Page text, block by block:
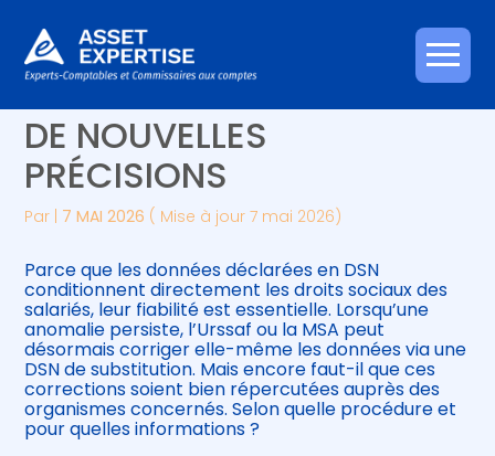
Aller
au
Créer et reprendre une activité
Gérer votre quotidien
Piloter votre entreprise
Développer votre entreprise
Construire votre patrimoine
Être prêt pour la facturation
électronique
Piloter votre gestion
Suivre votre comptabilité
Gérer vos ressources humaines
DSN DE SUBSTITUTION :
DE NOUVELLES
PRÉCISIONS
Par | 7 MAI 2026 ( Mise à jour 7 mai 2026)
Parce que les données déclarées en DSN
conditionnent directement les droits sociaux des
salariés, leur fiabilité est essentielle. Lorsqu’une
anomalie persiste, l’Urssaf ou la MSA peut
désormais corriger elle-même les données via une
DSN de substitution. Mais encore faut-il que ces
corrections soient bien répercutées auprès des
organismes concernés. Selon quelle procédure et
pour quelles informations ?